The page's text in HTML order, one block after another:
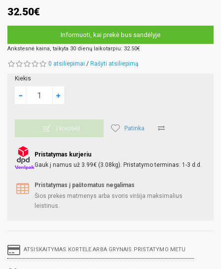
32.50€
Informuoti, kai prekė bus sandėlyje
Ankstesnė kaina, taikyta 30 dienų laikotarpiu: 32.50€
0 atsiliepimai / Rašyti atsiliepimą
Kiekis
Į krepšelį Patinka
Pristatymas kurjeriu
Gauk į namus už 3.99€ (3.08kg). Pristatymo terminas: 1-3 d.d.
Pristatymas į paštomatus negalimas
Šios prekės matmenys arba svoris viršija maksimalius
leistinus.
ATSISKAITYMAS KORTELE ARBA GRYNAIS PRISTATYMO METU